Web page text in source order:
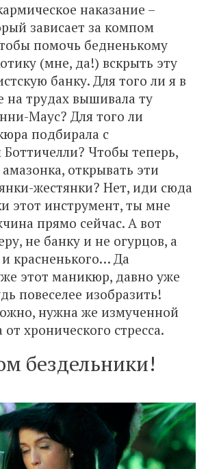
наказание –
зависает за компом
помочь бедненькому
(мне, да!) вскрыть эту
банку. Для того ли я в
на трудах вышивала ту
Маус? Для того ли
подбирала с
Чтобы теперь,
открывать эти
жестянки? Нет, иди сюда
этот инструмент, ты мне
прямо сейчас. А вот
не банку и не огурцов, а
красненького… Да
этот маникюр, давно уже
повеселее изобразить!
нужна же измученной
хронического стресса.
бездельники!